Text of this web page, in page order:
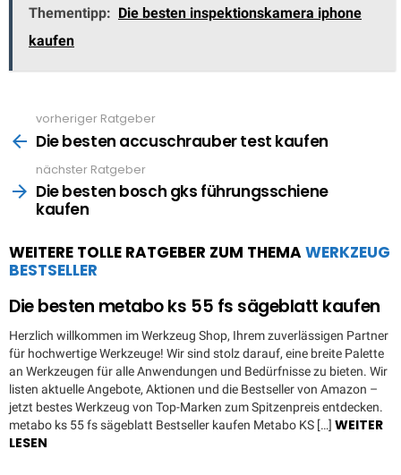
Thementipp: Die besten inspektionskamera iphone
kaufen
more
vorheriger Ratgeber
Die besten accuschrauber test kaufen
nächster Ratgeber
Die besten bosch gks führungsschiene
kaufen
WEITERE TOLLE RATGEBER ZUM THEMAWERKZEUG
BESTSELLER
Die besten metabo ks 55 fs sägeblatt kaufen
Herzlich willkommen im Werkzeug Shop, Ihrem zuverlässigen Partner
für hochwertige Werkzeuge! Wir sind stolz darauf, eine breite Palette
an Werkzeugen für alle Anwendungen und Bedürfnisse zu bieten. Wir
listen aktuelle Angebote, Aktionen und die Bestseller von Amazon –
jetzt bestes Werkzeug von Top-Marken zum Spitzenpreis entdecken.
metabo ks 55 fs sägeblatt Bestseller kaufen Metabo KS […] WEITER
LESEN